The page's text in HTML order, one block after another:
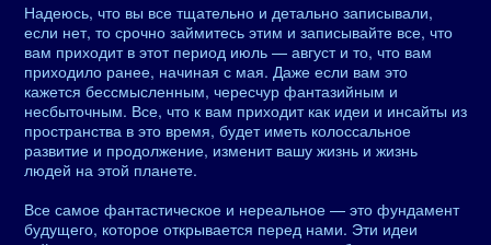
Надеюсь, что вы все тщательно и детально записывали,
если нет, то срочно займитесь этим и записывайте все, что
вам приходит в этот период июль — август и то, что вам
приходило ранее, начиная с мая. Даже если вам это
кажется бессмысленным, чересчур фантазийным и
несбыточным. Все, что к вам приходит как идеи и инсайты из
пространства в это время, будет иметь колоссальное
развитие и продолжение, изменит вашу жизнь и жизнь
людей на этой планете.
Все самое фантастическое и нереальное — это фундамент
будущего, которое открывается перед нами. Эти идеи